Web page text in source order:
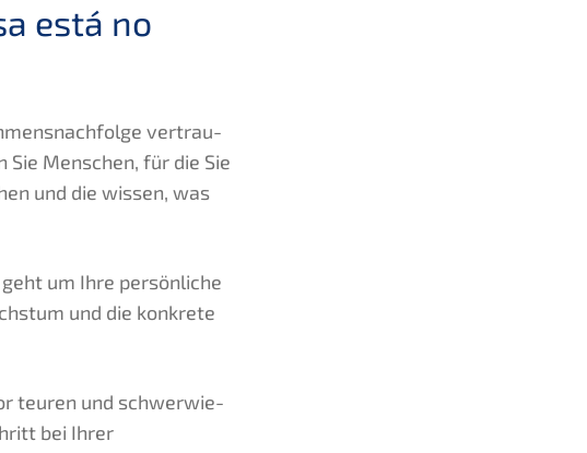
está no
vertrau­
Sie Menschen, für die Sie
und die wissen, was
um Ihre persön­li­che
und die konkre­te
teuren und schwer­wie­
bei Ihrer